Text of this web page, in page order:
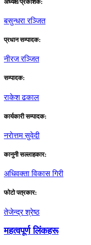
अध्यक्ष/प्रकाशक:
बसुन्धरा रञ्जित
प्रधान सम्पादक:
नीरज रञ्जित
सम्पादक:
राकेश ढकाल
कार्यकारी सम्पादक:
नराेत्तम सुवेदी
कानुनी सल्लाहकार:
अधिवक्ता विकास गिरी
फाेटाे पत्रकार:
तेजेन्द्र श्रेष्ठ
महत्वपूर्ण लिंकहरू